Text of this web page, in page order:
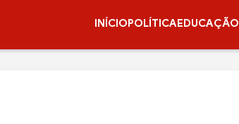
INÍCIOPOLÍTICAEDUCAÇÃO